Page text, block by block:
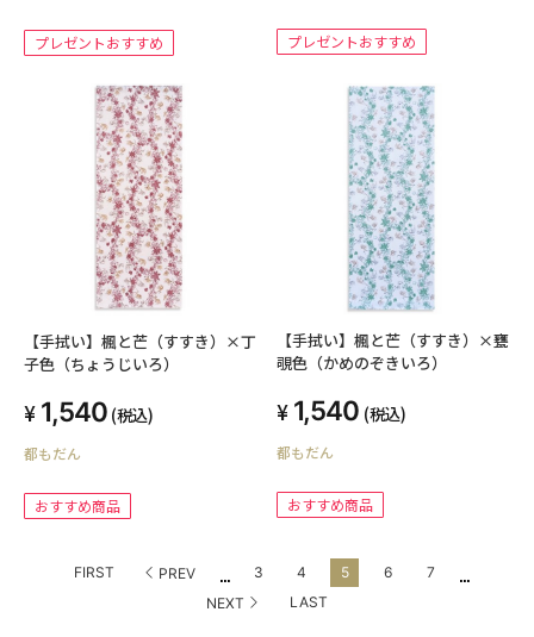
プレゼントおすすめ プレゼントおすすめ
【手拭い】楓と芒（すすき）×丁
子色（ちょうじいろ）
1,540 (税込)
都もだん
おすすめ商品
【手拭い】楓と芒（すすき）×甕
覗色（かめのぞきいろ）
1,540 (税込)
都もだん
おすすめ商品
FIRST PREV ... 3 4 5 6 7 ...
NEXT LAST